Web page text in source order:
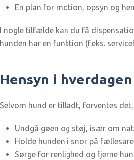
En plan for motion, opsyn og
I nogle tilfælde kan du få
hunden har en funktion (f.eks.
Hensyn i
Selvom hund er tilladt, forventes
Undgå gøen og støj, især om
Holde hunden i snor på
Sørge for renlighed og fjerne